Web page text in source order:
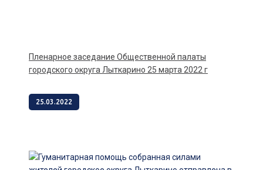
Пленарное заседание Общественной палаты
городского округа Лыткарино 25 марта 2022 г
25.03.2022